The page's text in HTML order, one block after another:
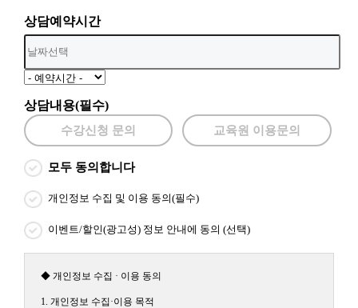
상담예약시간
상담내용(필수)
수강신청 문의 교육원 이용문의
모두 동의합니다
개인정보 수집 및 이용 동의(필수)
이벤트/할인(광고성) 정보 안내에 동의 (선택)
◆ 개인정보 수집 · 이용 동의
1. 개인정보 수집·이용 목적